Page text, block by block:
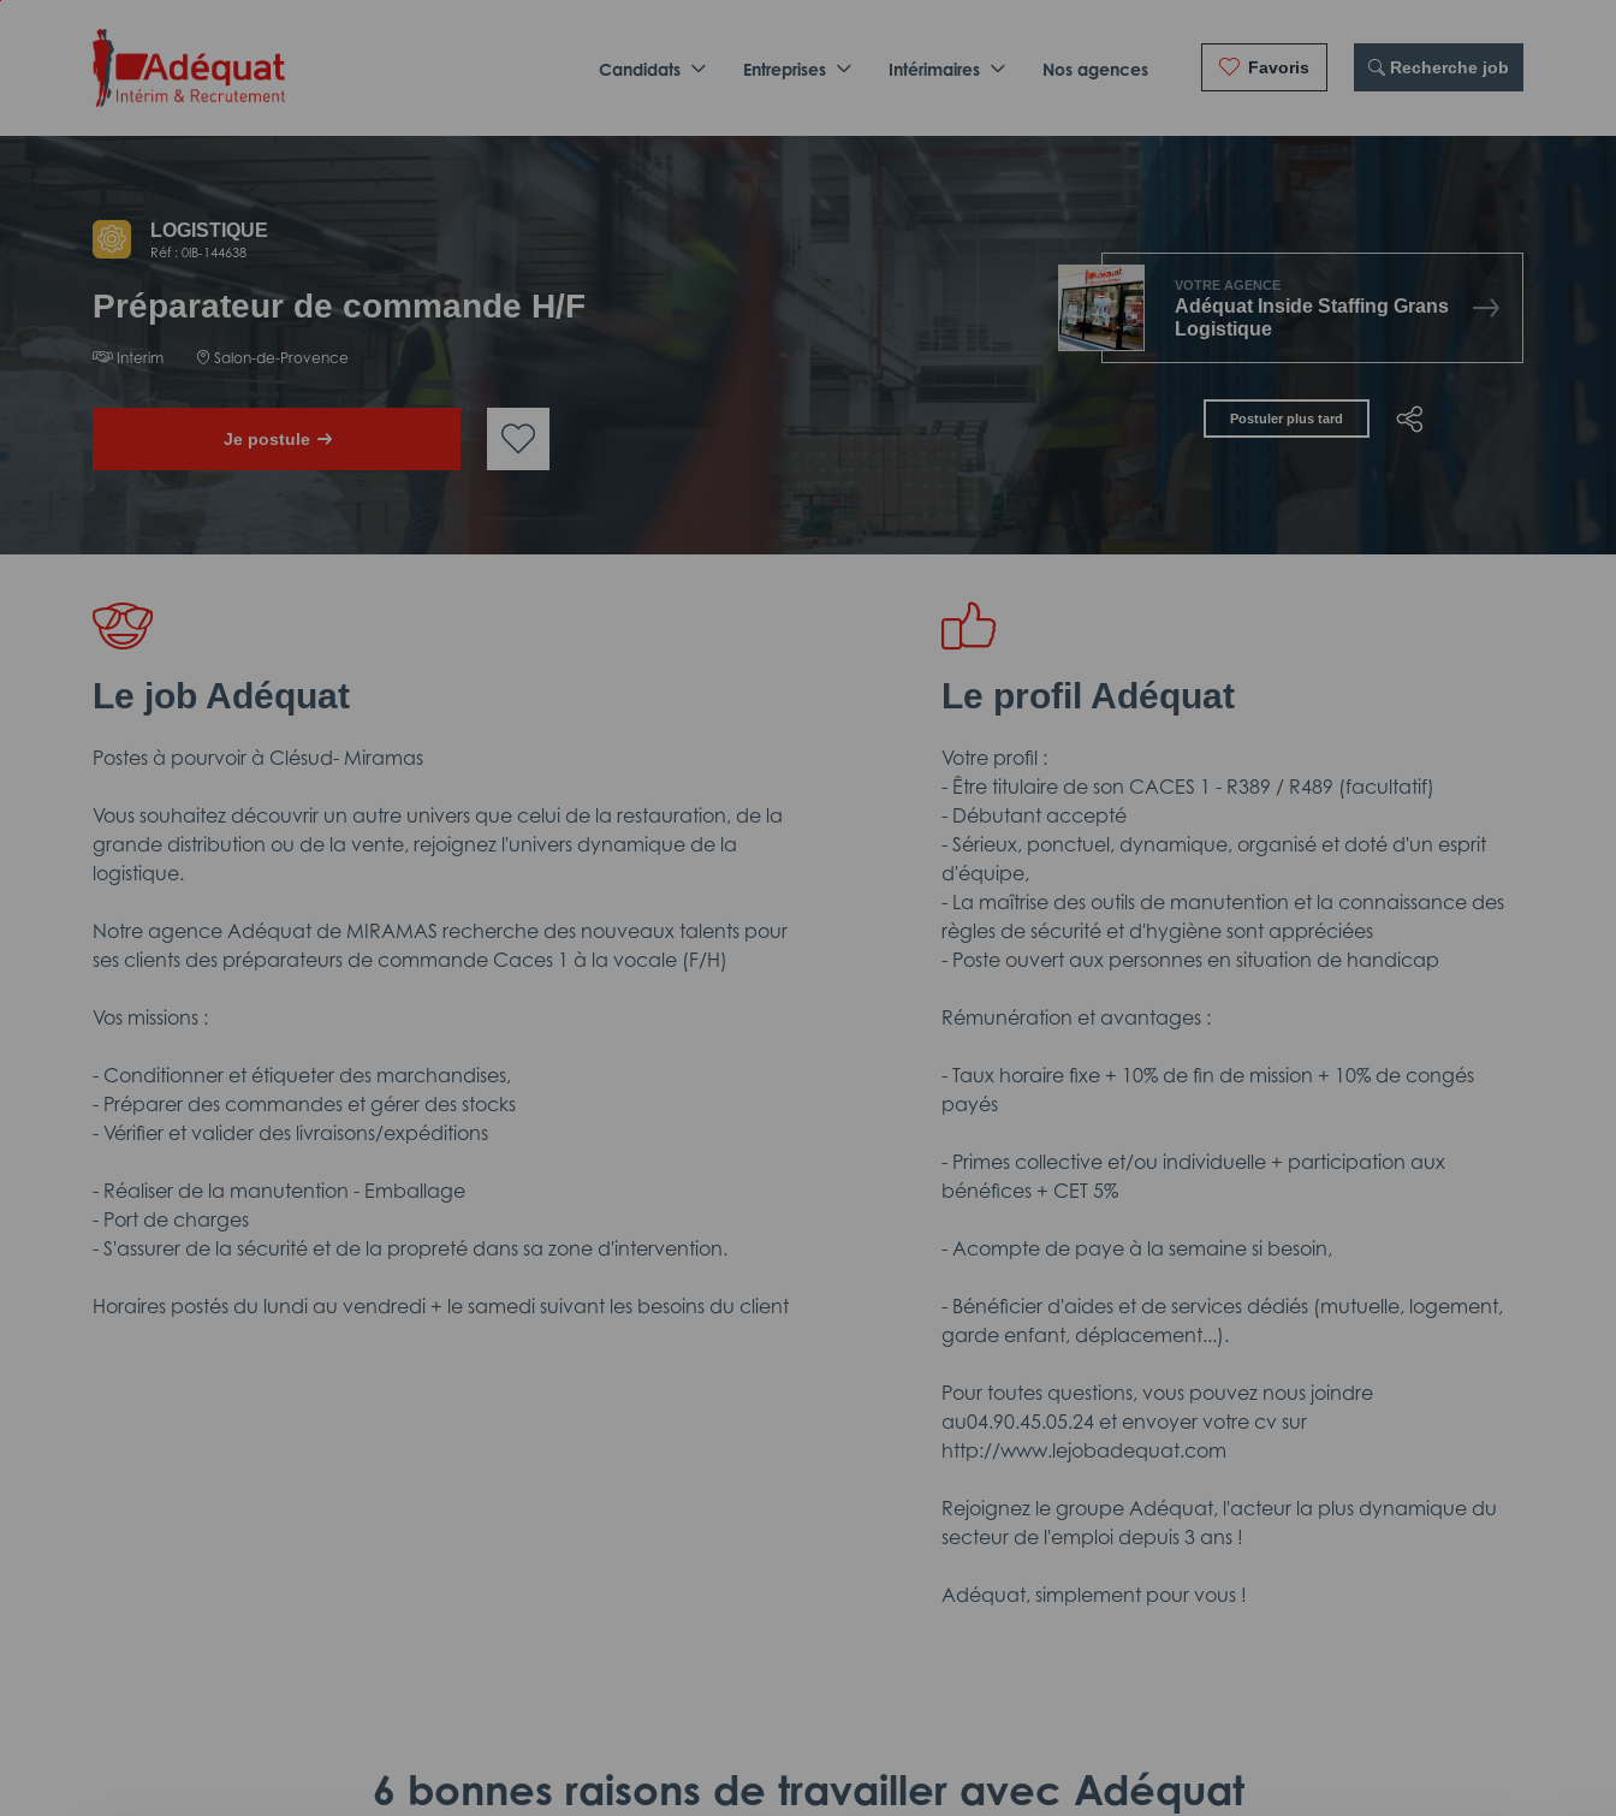
navigation
Candidats Entreprises Intérimaires Nos agences Favoris Recherche job
LOGISTIQUE
Réf : 0IB-144638
Préparateur de commande H/F
Interim Salon-de-Provence
Je postule
VOTRE AGENCE
Adéquat Inside Staffing Grans
Logistique
Postuler plus tard
Le job Adéquat
Postes à pourvoir à Clésud- Miramas
Vous souhaitez découvrir un autre univers que celui de la restauration, de la
grande distribution ou de la vente, rejoignez l'univers dynamique de la
logistique.
Notre agence Adéquat de MIRAMAS recherche des nouveaux talents pour
ses clients des préparateurs de commande Caces 1 à la vocale (F/H)
Vos missions :
- Conditionner et étiqueter des marchandises,
- Préparer des commandes et gérer des stocks
- Vérifier et valider des livraisons/expéditions
- Réaliser de la manutention - Emballage
- Port de charges
- S'assurer de la sécurité et de la propreté dans sa zone d'intervention.
Horaires postés du lundi au vendredi + le samedi suivant les besoins du client
Le profil Adéquat
Votre profil :
- Être titulaire de son CACES 1 - R389 / R489 (facultatif)
- Débutant accepté
- Sérieux, ponctuel, dynamique, organisé et doté d'un esprit
d'équipe,
- La maîtrise des outils de manutention et la connaissance des
règles de sécurité et d'hygiène sont appréciées
- Poste ouvert aux personnes en situation de handicap
Rémunération et avantages :
- Taux horaire fixe + 10% de fin de mission + 10% de congés
payés
- Primes collective et/ou individuelle + participation aux
bénéfices + CET 5%
- Acompte de paye à la semaine si besoin,
- Bénéficier d'aides et de services dédiés (mutuelle, logement,
garde enfant, déplacement...).
Pour toutes questions, vous pouvez nous joindre
au04.90.45.05.24 et envoyer votre cv sur
http://www.lejobadequat.com
Rejoignez le groupe Adéquat, l'acteur la plus dynamique du
secteur de l'emploi depuis 3 ans !
Adéquat, simplement pour vous !
6 bonnes raisons de travailler avec Adéquat